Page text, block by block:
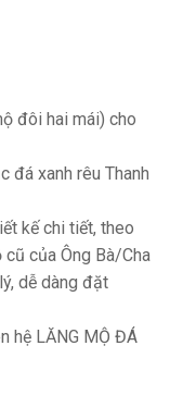
đôi hai mái) cho
đá xanh rêu Thanh
kế chi tiết, theo
của Ông Bà/Cha
dễ dàng đặt
hệ LĂNG MỘ ĐÁ